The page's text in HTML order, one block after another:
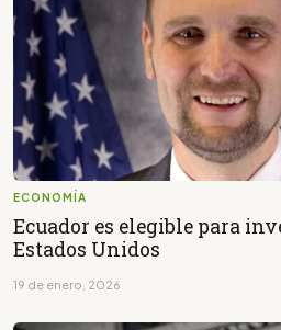
ECONOMÍA
Ecuador es elegible para
Estados Unidos
19 de enero, 2026